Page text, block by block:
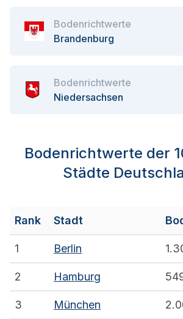
Bodenrichtwerte
Brandenburg
Bodenrichtwerte
Niedersachsen
Bodenrichtwerte der
Städte
Rank Stadt
1 Berlin
2 Hamburg
3 München